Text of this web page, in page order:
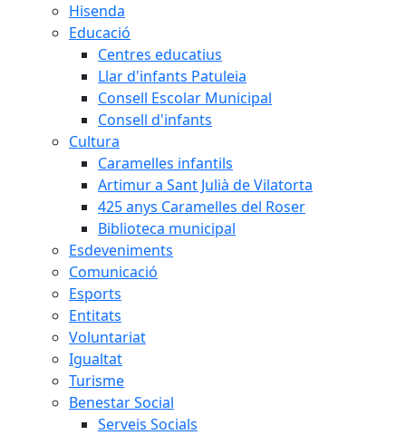
Hisenda
Educació
Centres educatius
Llar d'infants Patuleia
Consell Escolar Municipal
Consell d'infants
Cultura
Caramelles infantils
Artimur a Sant Julià de Vilatorta
425 anys Caramelles del Roser
Biblioteca municipal
Esdeveniments
Comunicació
Esports
Entitats
Voluntariat
Igualtat
Turisme
Benestar Social
Serveis Socials